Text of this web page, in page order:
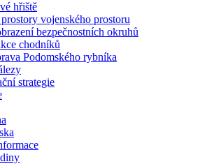
hřiště
vojenského prostoru
bezpečnostních okruhů
chodníků
Podomského rybníka
strategie